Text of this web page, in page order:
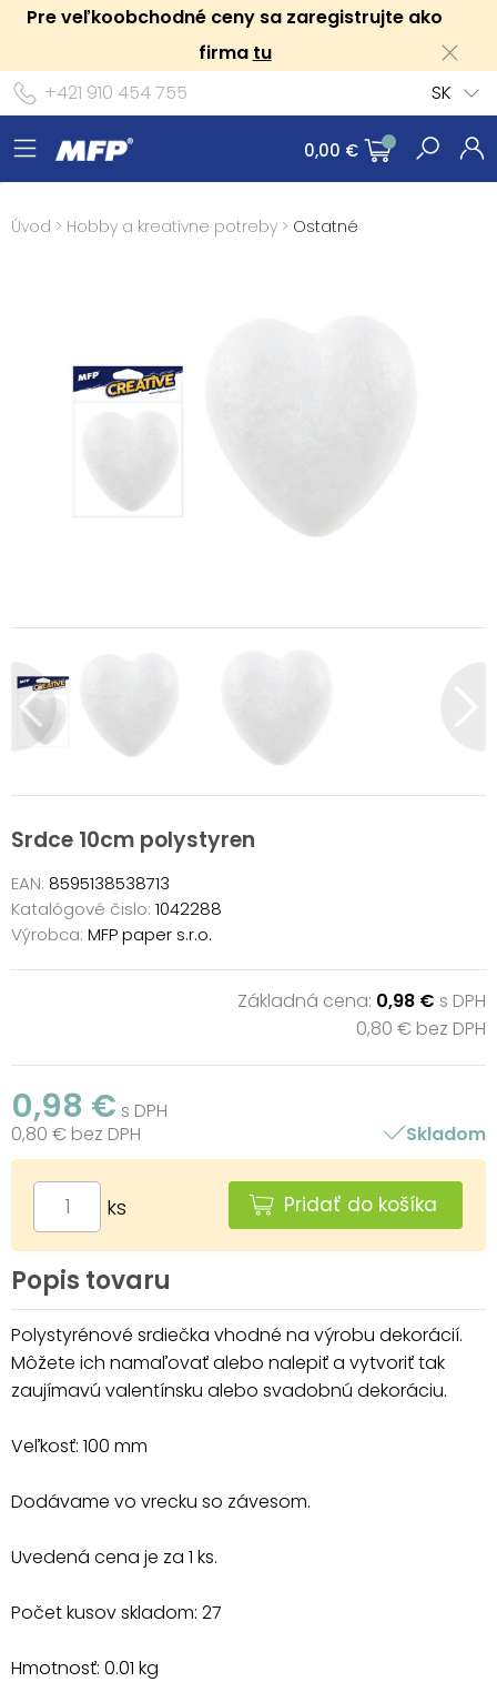
Pre veľkoobchodné ceny sa zaregistrujte ako
firma tu
+421 910 454 755
SK
0,00 €
Úvod > Hobby a kreatívne potreby > Ostatné
Srdce 10cm polystyren
EAN: 8595138538713
Katalógové čislo: 1042288
Výrobca: MFP paper s.r.o.
Základná cena: 0,98 € s DPH
0,80 € bez DPH
0,98 € s DPH
0,80 € bez DPH
Skladom
ks Pridať do košíka
Popis tovaru
Polystyrénové srdiečka vhodné na výrobu dekorácií.
Môžete ich namaľovať alebo nalepiť a vytvoriť tak
zaujímavú valentínsku alebo svadobnú dekoráciu.
Veľkosť: 100 mm
Dodávame vo vrecku so závesom.
Uvedená cena je za 1 ks.
Počet kusov skladom: 27
Hmotnosť: 0.01 kg